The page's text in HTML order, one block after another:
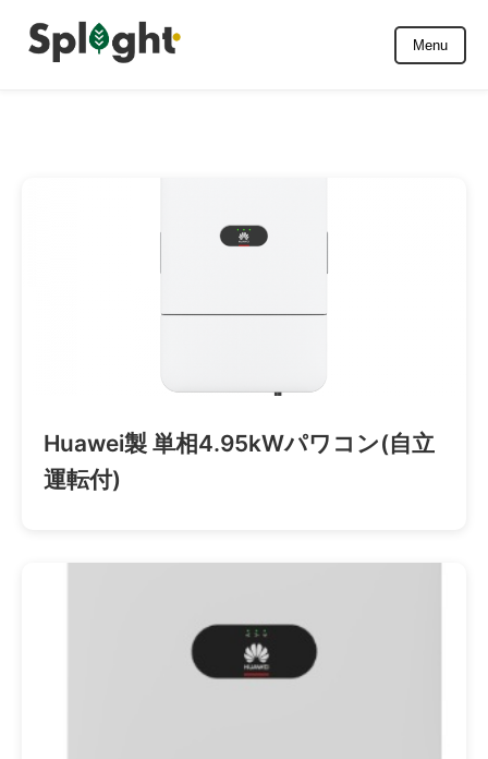
content
Menu
Huawei製 単相4.95kWパワコン(自立
運転付)